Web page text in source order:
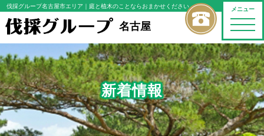
メニュー
toggle
伐採グループ名古屋市エリア ｜庭と植木のことならおまかせください
名古屋
新着情報